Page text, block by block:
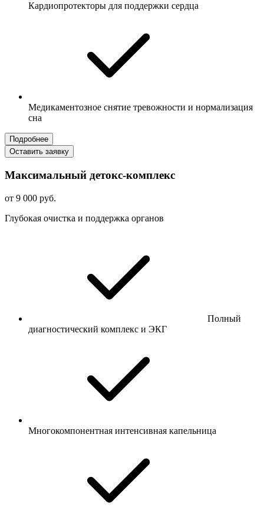
Кардиопротекторы для поддержки сердца
Медикаментозное снятие тревожности и нормализация
сна
Подробнее
Оставить заявку
Максимальный детокс-комплекс
от 9 000 руб.
Глубокая очистка и поддержка органов
Полный
диагностический комплекс и ЭКГ
Многокомпонентная интенсивная капельница